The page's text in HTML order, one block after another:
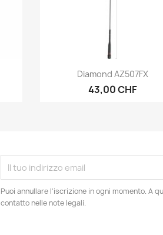
Anteprima
Diamond AZ507FX
43,00 CHF
Puoi annullare l'iscrizione in ogni momento. A
contatto nelle note legali.